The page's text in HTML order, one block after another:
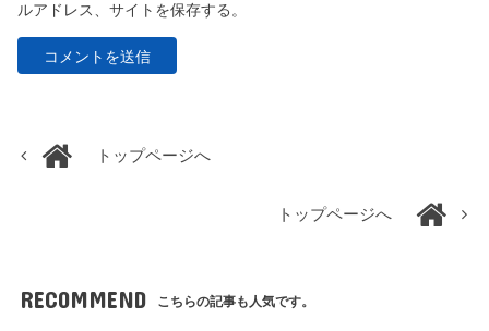
ルアドレス、サイトを保存する。
トップページへ
トップページへ
RECOMMEND こちらの記事も人気です。